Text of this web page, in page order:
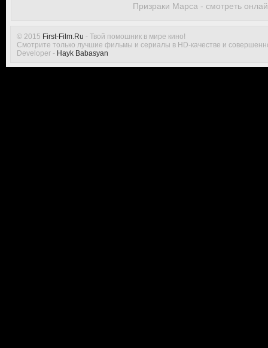
Призраки Марса - смотреть
© 2015 First-Film.Ru - Твой помошник в мире кино!
Смотрите только лучшие фильмы и сериалы в HD-качестве и
Developer - Hayk Babasyan